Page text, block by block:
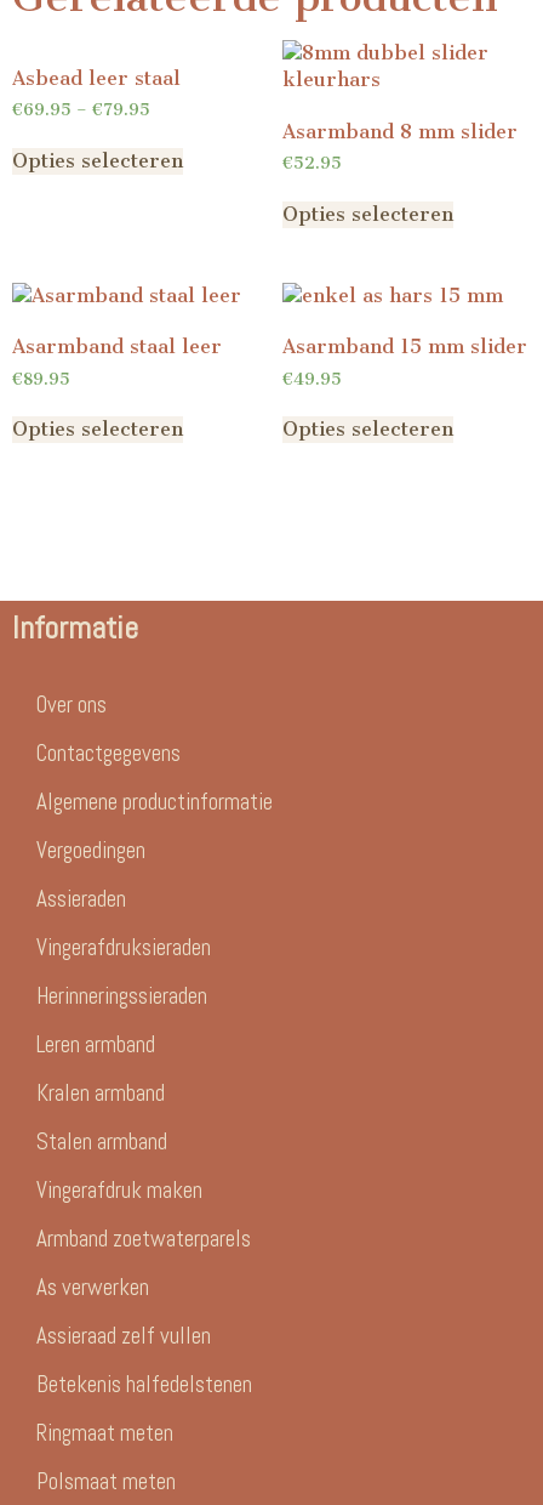
Asbead leer staal
€69.95 – €79.95
Opties selecteren
Asarmband 8 mm slider
€52.95
Opties selecteren
Asarmband staal leer
€89.95
Opties selecteren
Asarmband 15 mm slider
€49.95
Opties selecteren
Informatie
Over ons
Contactgegevens
Algemene productinformatie
Vergoedingen
Assieraden
Vingerafdruksieraden
Herinneringssieraden
Leren armband
Kralen armband
Stalen armband
Vingerafdruk maken
Armband zoetwaterparels
As verwerken
Assieraad zelf vullen
Betekenis halfedelstenen
Ringmaat meten
Polsmaat meten